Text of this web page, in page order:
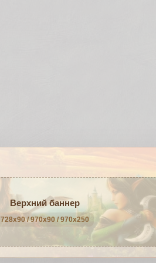
Верхний баннер
728x90 / 970x90 / 970x250